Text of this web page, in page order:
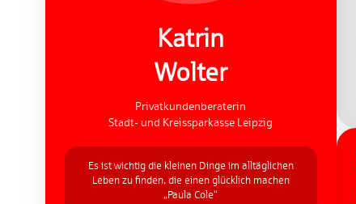
Katrin
Wolter
Privatkundenberaterin
Stadt- und Kreissparkasse Leipzig
Es ist wichtig die kleinen Dinge im alltäglichen
Leben zu finden, die einen glücklich machen
„Paula Cole“